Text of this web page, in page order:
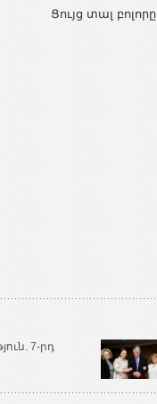
Ցույց տալ բոլորը
7-րդ